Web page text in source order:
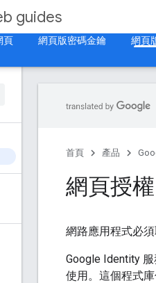
guides
頁 網頁版密碼金鑰 網頁
首頁 產品
網頁授權
網路應用程式必
Google Identity
使用。這個程式庫